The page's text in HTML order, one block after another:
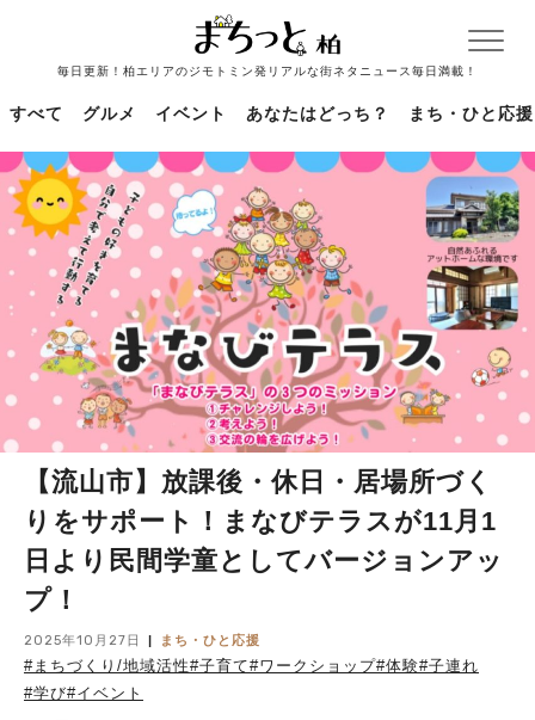
毎日更新！柏エリアのジモトミン発リアルな街ネタニュース毎日満載！
すべて グルメ イベント あなたはどっち？ まち・ひと応援
【流山市】放課後・休日・居場所づく
りをサポート！まなびテラスが11月1
日より民間学童としてバージョンアッ
プ！
2025年10月27日 まち・ひと応援
#まちづくり/地域活性#子育て#ワークショップ#体験#子連れ
#学び#イベント